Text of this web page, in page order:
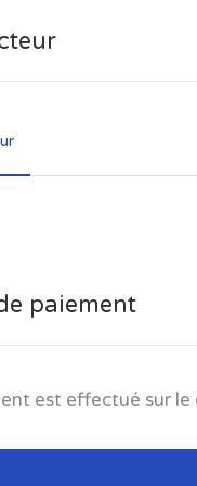
paiement
est effectué sur